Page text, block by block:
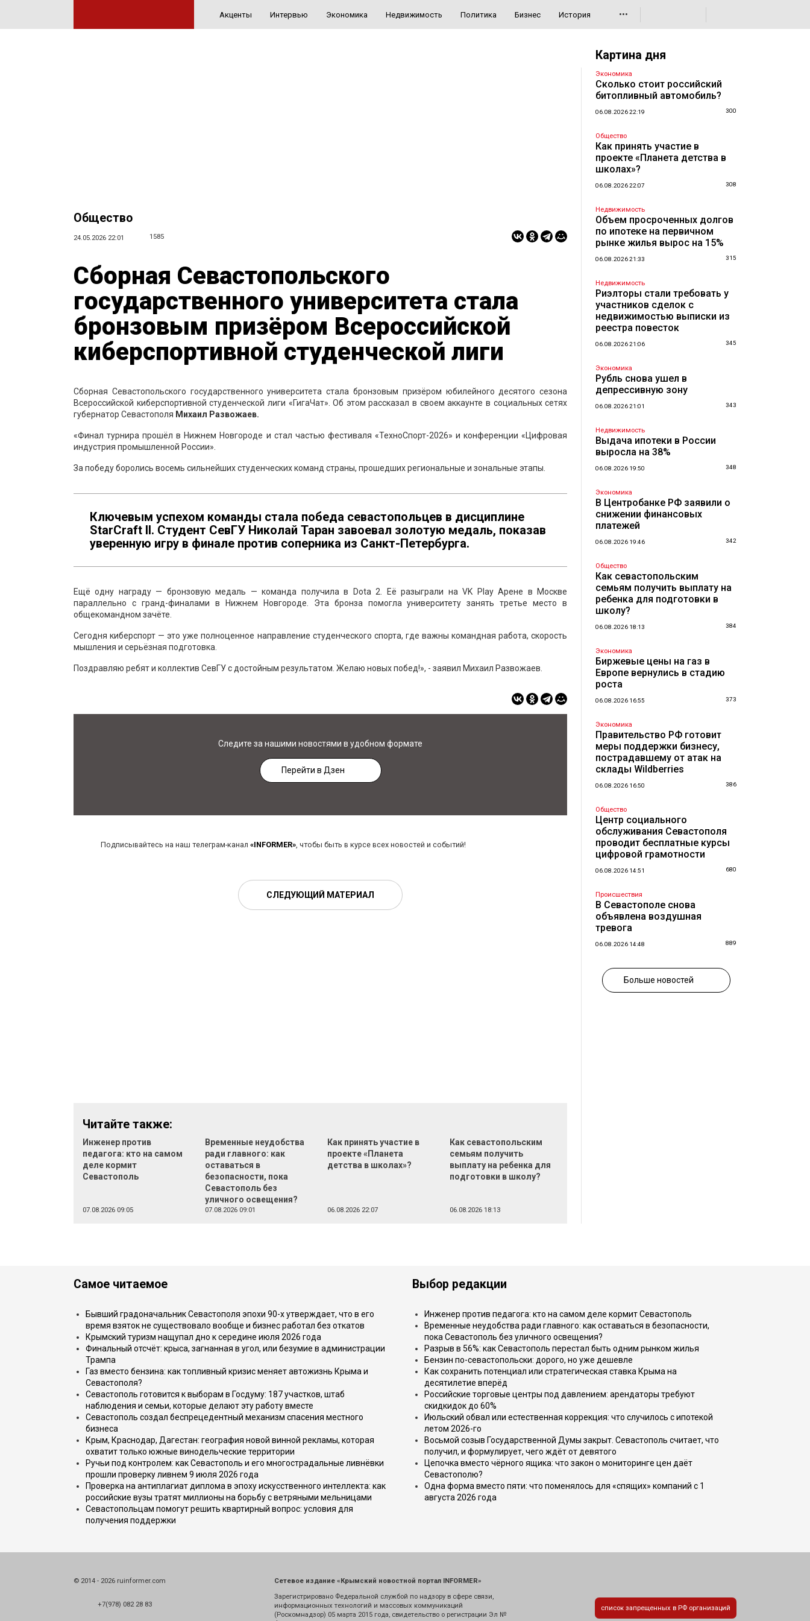
Акценты Интервью Экономика Недвижимость Политика Бизнес История •••
Общество
24.05.2026 22:01 1585
Сборная Севастопольского
государственного университета стала
бронзовым призёром Всероссийской
киберспортивной студенческой лиги
Сборная Севастопольского государственного университета стала бронзовым призёром юбилейного десятого сезона
Всероссийской киберспортивной студенческой лиги «ГигаЧат». Об этом рассказал в своем аккаунте в социальных сетях
губернатор Севастополя Михаил Развожаев.
«Финал турнира прошёл в Нижнем Новгороде и стал частью фестиваля «ТехноСпорт-2026» и конференции «Цифровая
индустрия промышленной России».
За победу боролись восемь сильнейших студенческих команд страны, прошедших региональные и зональные этапы.
Ключевым успехом команды стала победа севастопольцев в дисциплине
StarCraft II. Студент СевГУ Николай Таран завоевал золотую медаль, показав
уверенную игру в финале против соперника из Санкт-Петербурга.
Ещё одну награду — бронзовую медаль — команда получила в Dota 2. Её разыграли на VK Play Арене в Москве
параллельно с гранд-финалами в Нижнем Новгороде. Эта бронза помогла университету занять третье место в
общекомандном зачёте.
Сегодня киберспорт — это уже полноценное направление студенческого спорта, где важны командная работа, скорость
мышления и серьёзная подготовка.
Поздравляю ребят и коллектив СевГУ с достойным результатом. Желаю новых побед!», - заявил Михаил Развожаев.
Следите за нашими новостями в удобном формате
Перейти в Дзен
Подписывайтесь на наш телеграм-канал «INFORMER», чтобы быть в курсе всех новостей и событий!
СЛЕДУЮЩИЙ МАТЕРИАЛ
Читайте также:
Инженер против
педагога: кто на самом
деле кормит
Севастополь
07.08.2026 09:05
Временные неудобства
ради главного: как
оставаться в
безопасности, пока
Севастополь без
уличного освещения?
07.08.2026 09:01
Как принять участие в
проекте «Планета
детства в школах»?
06.08.2026 22:07
Как севастопольским
семьям получить
выплату на ребенка для
подготовки в школу?
06.08.2026 18:13
Картина дня
Экономика
Сколько стоит российский
битопливный автомобиль?
06.08.2026 22:19 300
Общество
Как принять участие в
проекте «Планета детства в
школах»?
06.08.2026 22:07 308
Недвижимость
Объем просроченных долгов
по ипотеке на первичном
рынке жилья вырос на 15%
06.08.2026 21:33 315
Недвижимость
Риэлторы стали требовать у
участников сделок с
недвижимостью выписки из
реестра повесток
06.08.2026 21:06 345
Экономика
Рубль снова ушел в
депрессивную зону
06.08.2026 21:01 343
Недвижимость
Выдача ипотеки в России
выросла на 38%
06.08.2026 19:50 348
Экономика
В Центробанке РФ заявили о
снижении финансовых
платежей
06.08.2026 19:46 342
Общество
Как севастопольским
семьям получить выплату на
ребенка для подготовки в
школу?
06.08.2026 18:13 384
Экономика
Биржевые цены на газ в
Европе вернулись в стадию
роста
06.08.2026 16:55 373
Экономика
Правительство РФ готовит
меры поддержки бизнесу,
пострадавшему от атак на
склады Wildberries
06.08.2026 16:50 386
Общество
Центр социального
обслуживания Севастополя
проводит бесплатные курсы
цифровой грамотности
06.08.2026 14:51 680
Происшествия
В Севастополе снова
объявлена воздушная
тревога
06.08.2026 14:48 889
Больше новостей
Самое читаемое
Бывший градоначальник Севастополя эпохи 90-х утверждает, что в его
время взяток не существовало вообще и бизнес работал без откатов
Крымский туризм нащупал дно к середине июля 2026 года
Финальный отсчёт: крыса, загнанная в угол, или безумие в администрации
Трампа
Газ вместо бензина: как топливный кризис меняет автожизнь Крыма и
Севастополя?
Севастополь готовится к выборам в Госдуму: 187 участков, штаб
наблюдения и семьи, которые делают эту работу вместе
Севастополь создал беспрецедентный механизм спасения местного
бизнеса
Крым, Краснодар, Дагестан: география новой винной рекламы, которая
охватит только южные винодельческие территории
Ручьи под контролем: как Севастополь и его многострадальные ливнёвки
прошли проверку ливнем 9 июля 2026 года
Проверка на антиплагиат диплома в эпоху искусственного интеллекта: как
российские вузы тратят миллионы на борьбу с ветряными мельницами
Севастопольцам помогут решить квартирный вопрос: условия для
получения поддержки
Выбор редакции
Инженер против педагога: кто на самом деле кормит Севастополь
Временные неудобства ради главного: как оставаться в безопасности,
пока Севастополь без уличного освещения?
Разрыв в 56%: как Севастополь перестал быть одним рынком жилья
Бензин по-севастопольски: дорого, но уже дешевле
Как сохранить потенциал или стратегическая ставка Крыма на
десятилетие вперёд
Российские торговые центры под давлением: арендаторы требуют
скидкидок до 60%
Июльский обвал или естественная коррекция: что случилось с ипотекой
летом 2026-го
Восьмой созыв Государственной Думы закрыт. Севастополь считает, что
получил, и формулирует, чего ждёт от девятого
Цепочка вместо чёрного ящика: что закон о мониторинге цен даёт
Севастополю?
Одна форма вместо пяти: что поменялось для «спящих» компаний с 1
августа 2026 года
© 2014 - 2026 ruinformer.com
+7(978) 082 28 83
Сетевое издание «Крымский новостной портал INFORMER»
Зарегистрировано Федеральной службой по надзору в сфере связи,
информационных технологий и массовых коммуникаций
(Роскомнадзор) 05 марта 2015 года, свидетельство о регистрации Эл №
список запрещенных в РФ организаций